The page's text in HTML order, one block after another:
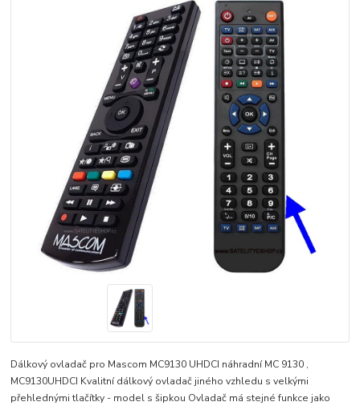
Dálkový ovladač pro Mascom MC9130 UHDCI náhradní MC 9130 ,
MC9130UHDCI Kvalitní dálkový ovladač jiného vzhledu s velkými
přehlednými tlačítky - model s šipkou Ovladač má stejné funkce jako